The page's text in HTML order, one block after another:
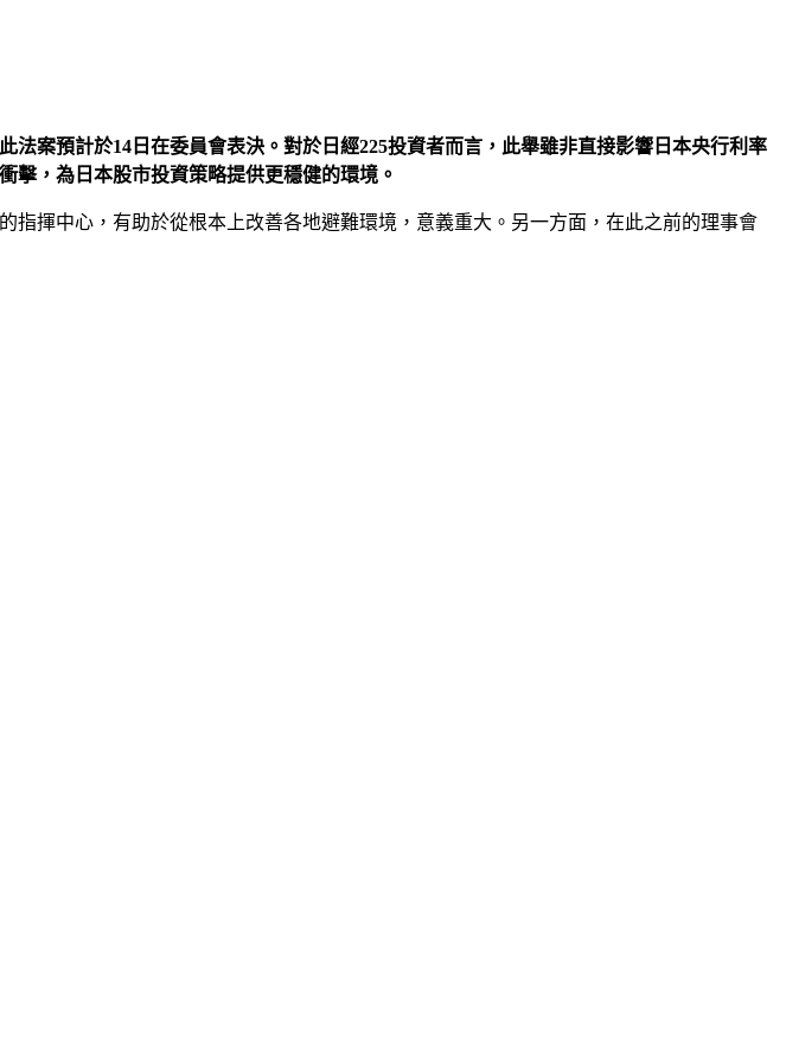
案預計於14日在委員會表決。對於日經225投資者而言，此舉雖非直接影響日本央行利率
擊，為日本股市投資策略提供更穩健的環境。
揮中心，有助於從根本上改善各地避難環境，意義重大。另一方面，在此之前的理事會